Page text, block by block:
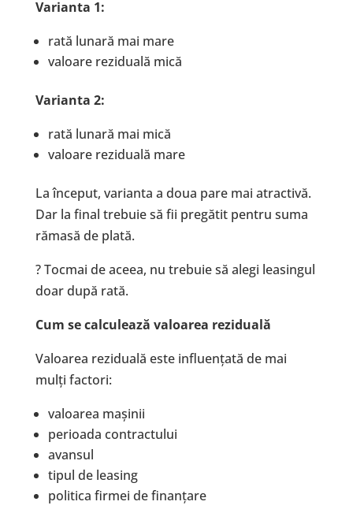
Varianta 1:
rată lunară mai mare
valoare reziduală mică
Varianta 2:
rată lunară mai mică
valoare reziduală mare
La început, varianta a doua pare mai atractivă.
Dar la final trebuie să fii pregătit pentru suma
rămasă de plată.
? Tocmai de aceea, nu trebuie să alegi leasingul
doar după rată.
Cum se calculează valoarea reziduală
Valoarea reziduală este influențată de mai
mulți factori:
valoarea mașinii
perioada contractului
avansul
tipul de leasing
politica firmei de finanțare